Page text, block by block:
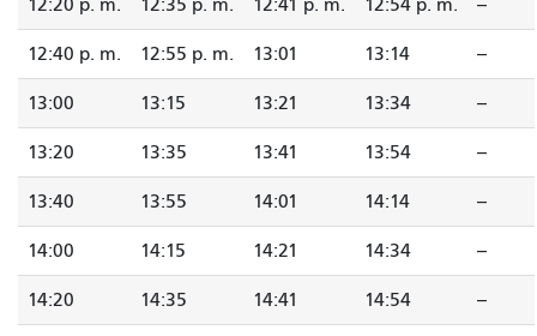
12:20 p. m. 12:35 p. m. 12:41 p. m. 12:54 p. m. --
12:40 p. m. 12:55 p. m. 13:01 13:14 --
13:00 13:15 13:21 13:34 --
13:20 13:35 13:41 13:54 --
13:40 13:55 14:01 14:14 --
14:00 14:15 14:21 14:34 --
14:20 14:35 14:41 14:54 --